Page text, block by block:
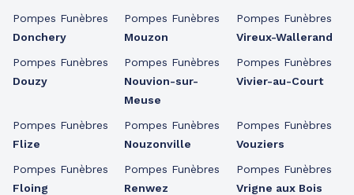
Pompes Funèbres
Donchery
Pompes Funèbres
Douzy
Pompes Funèbres
Flize
Pompes Funèbres
Floing
Pompes Funèbres
Mouzon
Pompes Funèbres
Nouvion-sur-
Meuse
Pompes Funèbres
Nouzonville
Pompes Funèbres
Renwez
Pompes Funèbres
Vireux-Wallerand
Pompes Funèbres
Vivier-au-Court
Pompes Funèbres
Vouziers
Pompes Funèbres
Vrigne aux Bois